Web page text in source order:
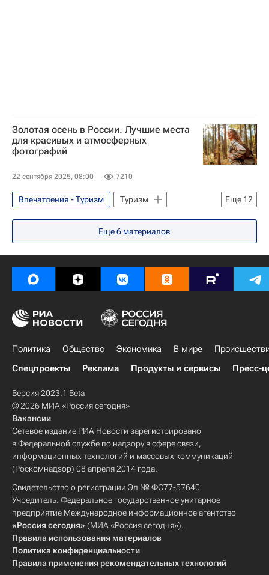
Золотая осень в России. Лучшие места
для красивых и атмосферных
фотографий
22 сентября 2025, 08:00 7210
Еще 12
Впечатления - Туризм
Туризм
Санкт-Петербург
Ассоциация туроператоров России (АТОР)
Роза Хутор
Минеральные Воды
Московская область (Подмосковье)
Сочи
Республика Карелия
Карачаево-Черкесская республика (КЧР)
Калининградская область
Туризм-Важное
Туризм
Маршруты - Туризм
Еще6 материалов
Политика Общество Экономика В мире
Спецпроекты
Реклама Продукты и сервисы Пресс-
Версия 2023.1 Beta
© 2026 МИА «Россия сегодня»
Вакансии
Сетевое издание РИА Новости зарегистрировано
в Федеральной службе по надзору в сфере связи,
информационных технологий и массовых коммуникаций
(Роскомнадзор) 08 апреля 2014 года.
Свидетельство о регистрации Эл № ФС77-57640
Учредитель: Федеральное государственное унитарное
предприятие Международное информационное агентство
«Россия сегодня» (МИА «Россия сегодня»).
Правила использования материалов
Политика конфиденциальности
Правила применения рекомендательных технологий